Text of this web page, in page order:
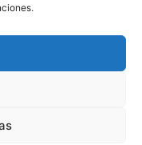
25 de julio de 2007 /